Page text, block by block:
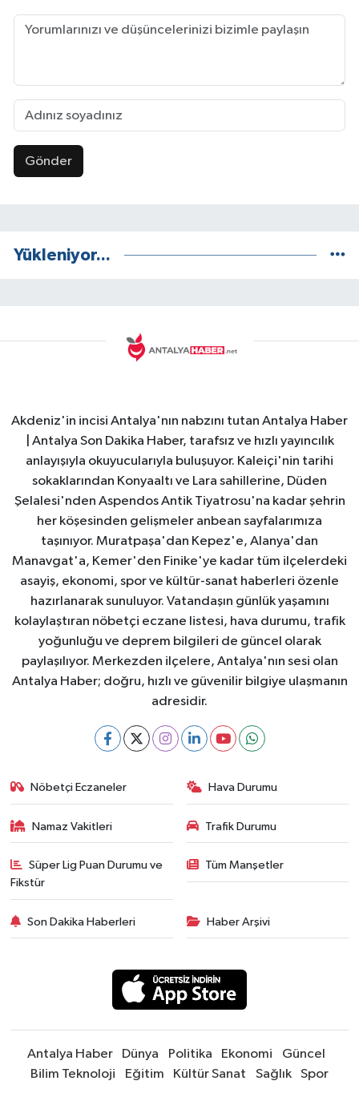
Gönder
Yükleniyor...
Akdeniz'in incisi Antalya'nın nabzını tutan Antalya Haber
| Antalya Son Dakika Haber, tarafsız ve hızlı yayıncılık
anlayışıyla okuyucularıyla buluşuyor. Kaleiçi'nin tarihi
sokaklarından Konyaaltı ve Lara sahillerine, Düden
Şelalesi'nden Aspendos Antik Tiyatrosu'na kadar şehrin
her köşesinden gelişmeler anbean sayfalarımıza
taşınıyor. Muratpaşa'dan Kepez'e, Alanya'dan
Manavgat'a, Kemer'den Finike'ye kadar tüm ilçelerdeki
asayiş, ekonomi, spor ve kültür-sanat haberleri özenle
hazırlanarak sunuluyor. Vatandaşın günlük yaşamını
kolaylaştıran nöbetçi eczane listesi, hava durumu, trafik
yoğunluğu ve deprem bilgileri de güncel olarak
paylaşılıyor. Merkezden ilçelere, Antalya'nın sesi olan
Antalya Haber; doğru, hızlı ve güvenilir bilgiye ulaşmanın
adresidir.
Nöbetçi Eczaneler Hava Durumu
Namaz Vakitleri Trafik Durumu
Süper Lig Puan Durumu ve
Fikstür
Tüm Manşetler
Son Dakika Haberleri Haber Arşivi
Antalya Haber Dünya Politika Ekonomi
Güncel
Bilim Teknoloji
Eğitim Kültür Sanat Sağlık Spor